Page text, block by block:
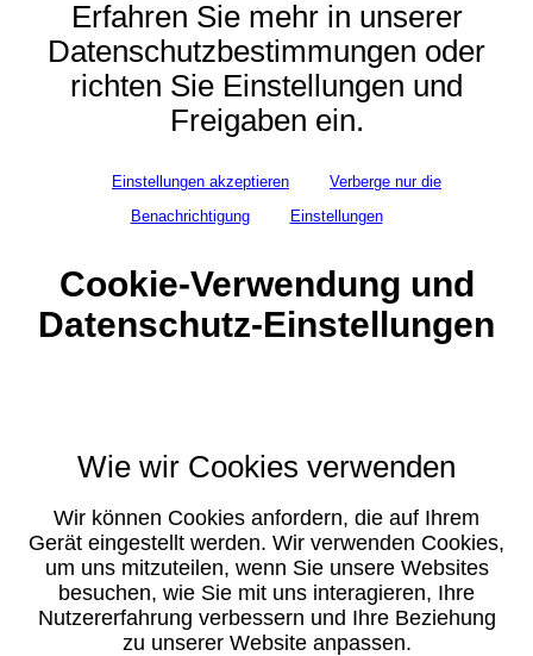
Erfahren Sie mehr in unserer
Datenschutzbestimmungen oder
richten Sie Einstellungen und
Freigaben ein.
Einstellungen akzeptieren
Verberge nur die
Benachrichtigung
Einstellungen
Cookie-Verwendung und
Datenschutz-Einstellungen
Wie wir Cookies verwenden
Wir können Cookies anfordern, die auf Ihrem
Gerät eingestellt werden. Wir verwenden Cookies,
um uns mitzuteilen, wenn Sie unsere Websites
besuchen, wie Sie mit uns interagieren, Ihre
Nutzererfahrung verbessern und Ihre Beziehung
zu unserer Website anpassen.